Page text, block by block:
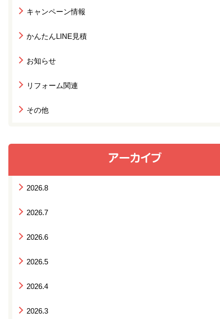
キャンペーン情報
かんたんLINE見積
お知らせ
リフォーム関連
その他
2026.8
2026.7
2026.6
2026.5
2026.4
2026.3